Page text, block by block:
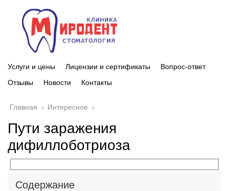
Услуги и цены Лицензии и сертификаты
Вопрос-ответ
Отзывы
Новости Контакты
Главная › Интересное ›
Пути заражения
дифиллоботриоза
Содержание